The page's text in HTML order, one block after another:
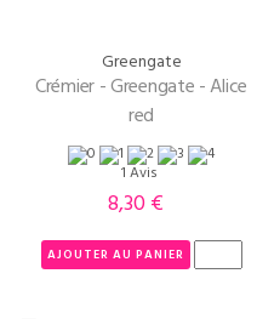
Greengate
Crémier - Greengate - Alice
red
1 Avis
Prix
8,30 €
AJOUTER AU PANIER